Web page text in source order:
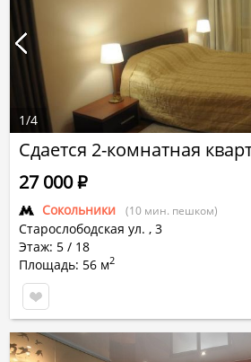
Сдается 2-комнатная
Сокольники (10 мин. пешком)
Старослободская ул. , 3
Этаж: 5 / 18
Площадь: 56 м2
27 000Р
1/4